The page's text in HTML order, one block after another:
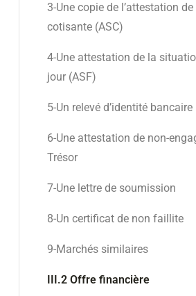
3-Une copie de l’attestation
cotisante (ASC)
4-Une attestation de la
jour (ASF)
5-Un relevé d’identité bancaire
6-Une attestation de non-
Trésor
7-Une lettre de soumission
8-Un certificat de non faillite
9-Marchés similaires
III.2 Offre financière